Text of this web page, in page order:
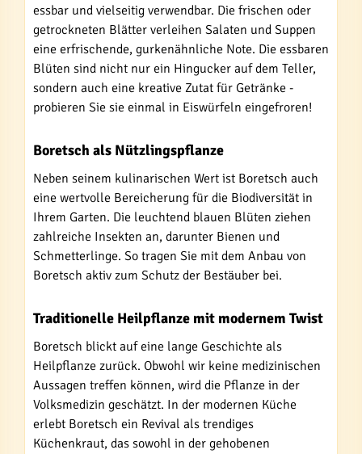
essbar und vielseitig verwendbar. Die frischen oder
getrockneten Blätter verleihen Salaten und Suppen
eine erfrischende, gurkenähnliche Note. Die essbaren
Blüten sind nicht nur ein Hingucker auf dem Teller,
sondern auch eine kreative Zutat für Getränke -
probieren Sie sie einmal in Eiswürfeln eingefroren!
Boretsch als Nützlingspflanze
Neben seinem kulinarischen Wert ist Boretsch auch
eine wertvolle Bereicherung für die Biodiversität in
Ihrem Garten. Die leuchtend blauen Blüten ziehen
zahlreiche Insekten an, darunter Bienen und
Schmetterlinge. So tragen Sie mit dem Anbau von
Boretsch aktiv zum Schutz der Bestäuber bei.
Traditionelle Heilpflanze mit modernem Twist
Boretsch blickt auf eine lange Geschichte als
Heilpflanze zurück. Obwohl wir keine medizinischen
Aussagen treffen können, wird die Pflanze in der
Volksmedizin geschätzt. In der modernen Küche
erlebt Boretsch ein Revival als trendiges
Küchenkraut, das sowohl in der gehobenen